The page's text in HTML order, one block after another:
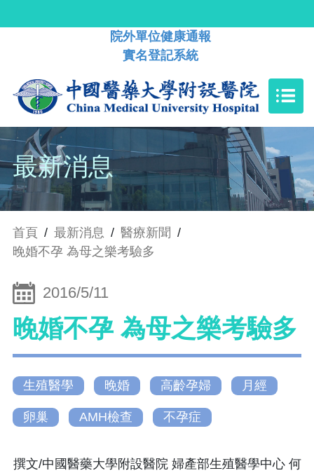
院外單位健康通報
實名登記系統
最新消息
首頁 / 最新消息 / 醫療新聞 /
晚婚不孕 為母之樂考驗多
2016/5/11
晚婚不孕 為母之樂考驗多
生殖醫學 晚婚 高齡孕婦 月經
卵巢 AMH檢查 不孕症
撰文/中國醫藥大學附設醫院 婦產部生殖醫學中心 何